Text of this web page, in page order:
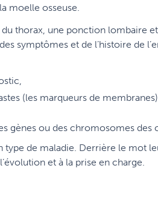
moelle osseuse.
thorax, une ponction lombaire
symptômes et de l’histoire de
(les marqueurs de
gènes ou des chromosomes des
de maladie. Derrière le mot
et à la prise en charge.